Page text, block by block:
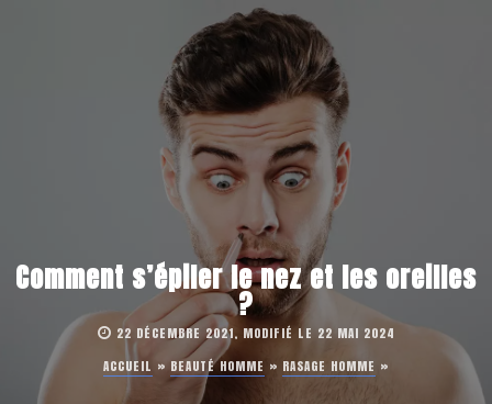
Comment s’épiler le nez et les oreilles
?
22 DÉCEMBRE 2021, MODIFIÉ LE 22 MAI 2024
ACCUEIL »BEAUTÉ HOMME » RASAGE HOMME »